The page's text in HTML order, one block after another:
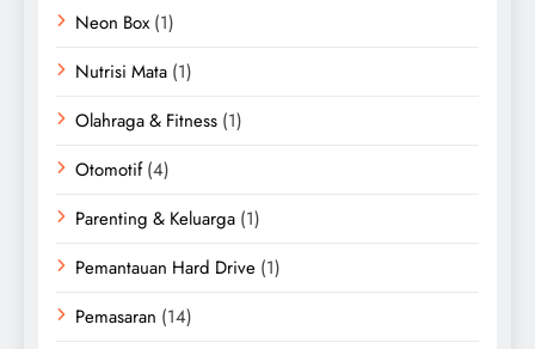
Neon Box (1)
Nutrisi Mata (1)
Olahraga & Fitness (1)
Otomotif(4)
Parenting & Keluarga (1)
Pemantauan Hard Drive (1)
Pemasaran (14)